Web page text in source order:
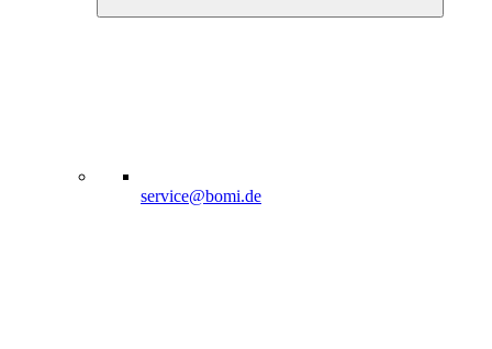
service@bomi.de